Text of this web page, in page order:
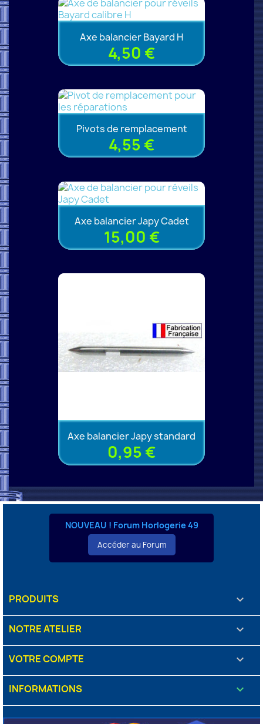
Axe balancier Bayard H
4,50 €
Pivots de remplacement
4,55 €
Axe balancier Japy Cadet
15,00 €
Axe balancier Japy standard
0,95 €
NOUVEAU ! Forum Horlogerie 49
Accéder au Forum
PRODUITS 
NOTRE ATELIER 
VOTRE COMPTE 
INFORMATIONS keyboard_arrow_down